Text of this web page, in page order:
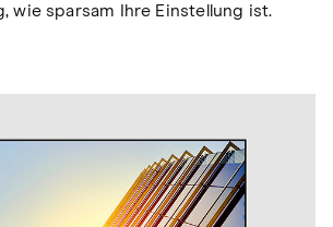
wie sparsam Ihre Einstellung ist.